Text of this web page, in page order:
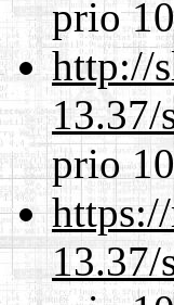
prio
http://
prio